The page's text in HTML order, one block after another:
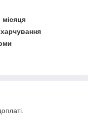
місяця